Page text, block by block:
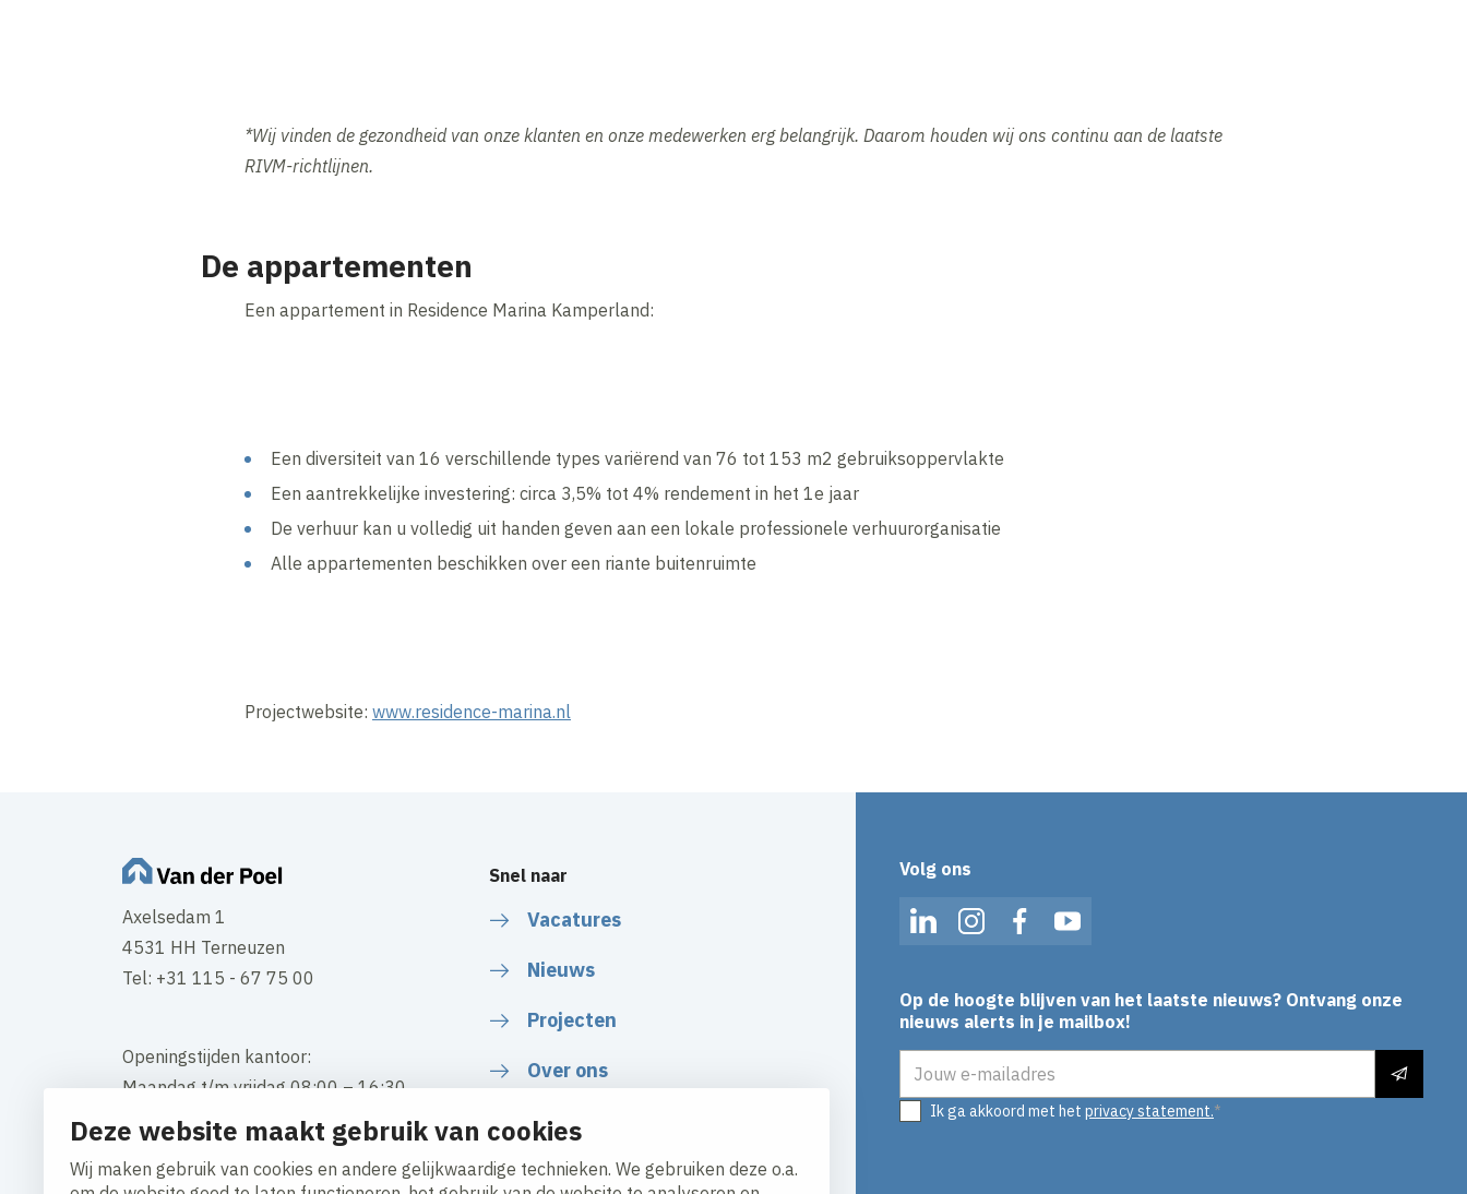
Deze website maakt gebruik van cookies
Wij maken gebruik van cookies en andere gelijkwaardige technieken. We gebruiken deze o.a.
*Wij vinden de gezondheid van onze klanten en onze medewerken erg belangrijk. Daarom houden wij ons continu aan de laatste
RIVM-richtlijnen.
De appartementen
Een appartement in Residence Marina Kamperland:
Een diversiteit van 16 verschillende types variërend van 76 tot 153 m2 gebruiksoppervlakte
Een aantrekkelijke investering: circa 3,5% tot 4% rendement in het 1e jaar
De verhuur kan u volledig uit handen geven aan een lokale professionele verhuurorganisatie
Alle appartementen beschikken over een riante buitenruimte
Projectwebsite: www.residence-marina.nl
Axelsedam 1
4531 HH Terneuzen
Tel: +31 115 - 67 75 00
Openingstijden kantoor:
Maandag t/m vrijdag 08:00 – 16:30
Contact
Snel naar
Vacatures
Nieuws
Projecten
Over ons
Volg ons
LinkedInInstagramFacebookYouTube
Op de hoogte blijven van het laatste nieuws? Ontvang onze
nieuws alerts in je mailbox!
Ik ga akkoord met het privacy statement.